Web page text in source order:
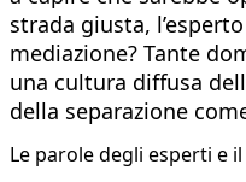
strada giusta,
mediazione? Tante
una cultura diffusa
della separazione
Le parole degli esperti e